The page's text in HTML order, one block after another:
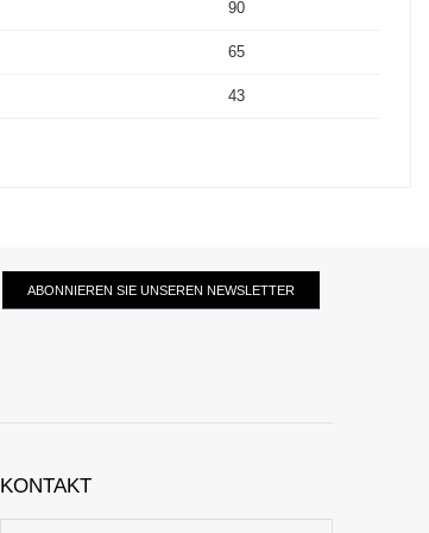
90
65
43
ABONNIEREN SIE UNSEREN NEWSLETTER
KONTAKT